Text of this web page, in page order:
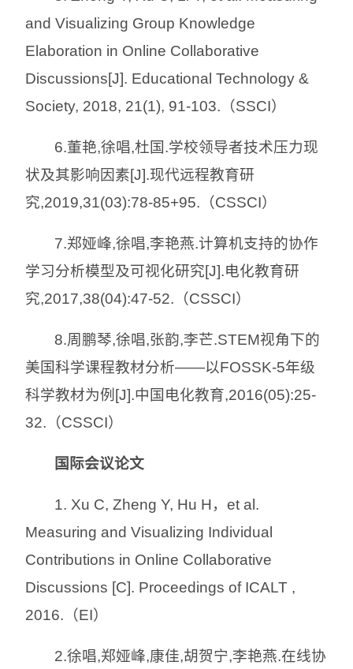
and Visualizing Group Knowledge
Elaboration in Online Collaborative
Discussions[J]. Educational Technology &
Society, 2018, 21(1), 91-103.（SSCI）
6.董艳,徐唱,杜国.学校领导者技术压力现
状及其影响因素[J].现代远程教育研
究,2019,31(03):78-85+95.（CSSCI）
7.郑娅峰,徐唱,李艳燕.计算机支持的协作
学习分析模型及可视化研究[J].电化教育研
究,2017,38(04):47-52.（CSSCI）
8.周鹏琴,徐唱,张韵,李芒.STEM视角下的
美国科学课程教材分析——以FOSSK-5年级
科学教材为例[J].中国电化教育,2016(05):25-
32.（CSSCI）
国际会议论文
1. Xu C, Zheng Y, Hu H，et al.
Measuring and Visualizing Individual
Contributions in Online Collaborative
Discussions [C]. Proceedings of ICALT ,
2016.（EI）
2.徐唱,郑娅峰,康佳,胡贺宁,李艳燕.在线协